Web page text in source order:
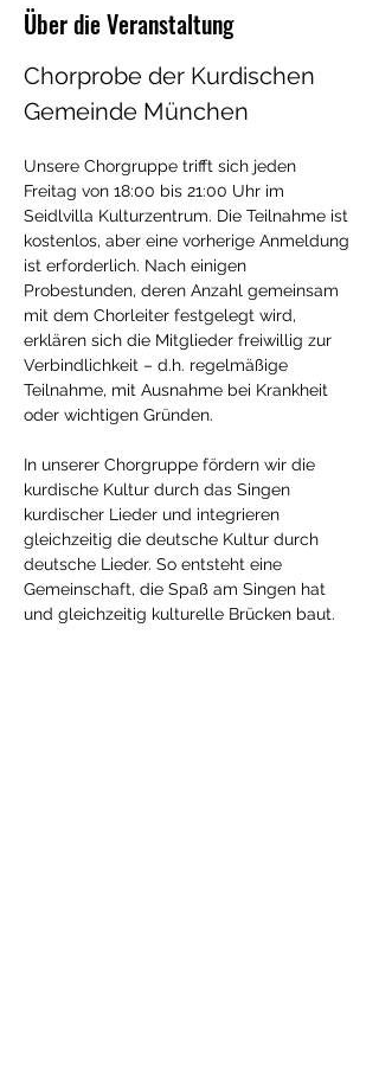
Über die Veranstaltung
Chorprobe der Kurdischen
Gemeinde München
Unsere Chorgruppe trifft sich jeden
Freitag von 18:00 bis 21:00 Uhr im
Seidlvilla Kulturzentrum. Die Teilnahme ist
kostenlos, aber eine vorherige Anmeldung
ist erforderlich. Nach einigen
Probestunden, deren Anzahl gemeinsam
mit dem Chorleiter festgelegt wird,
erklären sich die Mitglieder freiwillig zur
Verbindlichkeit – d.h. regelmäßige
Teilnahme, mit Ausnahme bei Krankheit
oder wichtigen Gründen.
In unserer Chorgruppe fördern wir die
kurdische Kultur durch das Singen
kurdischer Lieder und integrieren
gleichzeitig die deutsche Kultur durch
deutsche Lieder. So entsteht eine
Gemeinschaft, die Spaß am Singen hat
und gleichzeitig kulturelle Brücken baut.